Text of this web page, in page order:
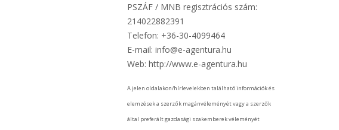
PSZÁF / MNB regisztrációs szám:
214022882391
Telefon: +36-30-4099464
E-mail: info@e-agentura.hu
Web: http://www.e-agentura.hu
A jelen oldalakon/hírlevelekben található információk és
elemzések a szerzők magánvéleményét vagy a szerzők
által preferált gazdasági szakemberek véleményét